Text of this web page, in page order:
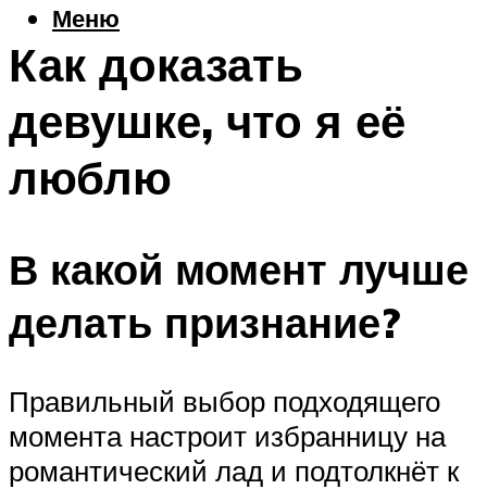
Меню
Как доказать
девушке, что я её
люблю
В какой момент лучше
делать признание?
Правильный выбор подходящего
момента настроит избранницу на
романтический лад и подтолкнёт к